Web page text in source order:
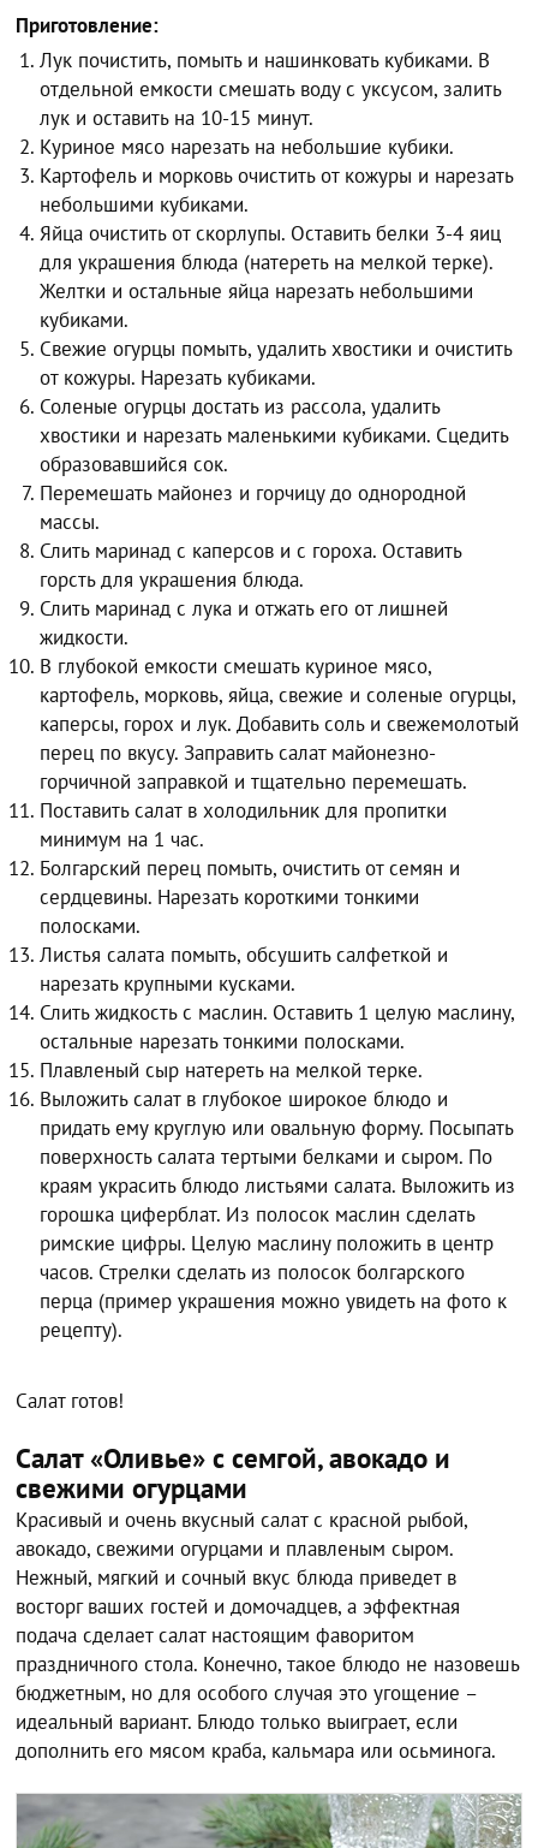
Приготовление:
Лук почистить, помыть и нашинковать кубиками. В
отдельной емкости смешать воду с уксусом, залить
лук и оставить на 10-15 минут.
Куриное мясо нарезать на небольшие кубики.
Картофель и морковь очистить от кожуры и нарезать
небольшими кубиками.
Яйца очистить от скорлупы. Оставить белки 3-4 яиц
для украшения блюда (натереть на мелкой терке).
Желтки и остальные яйца нарезать небольшими
кубиками.
Свежие огурцы помыть, удалить хвостики и очистить
от кожуры. Нарезать кубиками.
Соленые огурцы достать из рассола, удалить
хвостики и нарезать маленькими кубиками. Сцедить
образовавшийся сок.
Перемешать майонез и горчицу до однородной
массы.
Слить маринад с каперсов и с гороха. Оставить
горсть для украшения блюда.
Слить маринад с лука и отжать его от лишней
жидкости.
В глубокой емкости смешать куриное мясо,
картофель, морковь, яйца, свежие и соленые огурцы,
каперсы, горох и лук. Добавить соль и свежемолотый
перец по вкусу. Заправить салат майонезно-
горчичной заправкой и тщательно перемешать.
Поставить салат в холодильник для пропитки
минимум на 1 час.
Болгарский перец помыть, очистить от семян и
сердцевины. Нарезать короткими тонкими
полосками.
Листья салата помыть, обсушить салфеткой и
нарезать крупными кусками.
Слить жидкость с маслин. Оставить 1 целую маслину,
остальные нарезать тонкими полосками.
Плавленый сыр натереть на мелкой терке.
Выложить салат в глубокое широкое блюдо и
придать ему круглую или овальную форму. Посыпать
поверхность салата тертыми белками и сыром. По
краям украсить блюдо листьями салата. Выложить из
горошка циферблат. Из полосок маслин сделать
римские цифры. Целую маслину положить в центр
часов. Стрелки сделать из полосок болгарского
перца (пример украшения можно увидеть на фото к
рецепту).
Салат готов!
Салат «Оливье» с семгой, авокадо и
свежими огурцами
Красивый и очень вкусный салат с красной рыбой,
авокадо, свежими огурцами и плавленым сыром.
Нежный, мягкий и сочный вкус блюда приведет в
восторг ваших гостей и домочадцев, а эффектная
подача сделает салат настоящим фаворитом
праздничного стола. Конечно, такое блюдо не назовешь
бюджетным, но для особого случая это угощение –
идеальный вариант. Блюдо только выиграет, если
дополнить его мясом краба, кальмара или осьминога.